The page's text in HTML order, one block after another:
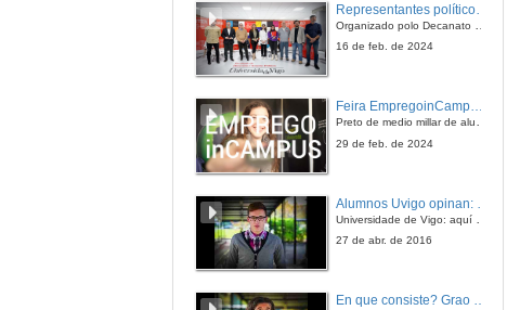
19 de maio de 2010
19 de maio de 2010
19 de maio de 2010
Organizado polo Decanato e a Delegación de Alumnado de Dirección e Xestión Pública e coa participación de candidatos de PP, BNG, PSOE, Sumar e Podemos
16 de feb. de 2024
Feira EmpregoinCampus Vigo 2024
Preto de medio millar de alumnas e alumnos buscan coñecer máis de preto as oportunidades que lles achegan as arredor de medio cento de empresas que participan na edición viguesa da feira. Xunto coa visita aos stands, durante a feria desenvólvense varias actividades complementarias, como obradoiros, conversas, mesas redondas ou o pasaporte de empregabilidade, un espazo no que poderán recibir asesoramento sobre o seu CV.
29 de feb. de 2024
Universidade de Vigo: aquí todo é posible
27 de abr. de 2016
En que consiste? Grao en Ciencias da Linguaxe e Estudos Literarios